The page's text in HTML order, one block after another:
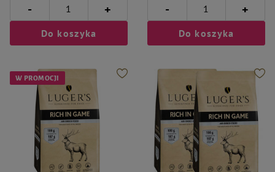
- +
Do koszyka
- +
Do koszyka
W PROMOCJI